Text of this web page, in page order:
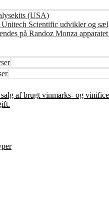
(USA)
Scientific udvikler og
på Randoz Monza
af brugt vinmarks- og